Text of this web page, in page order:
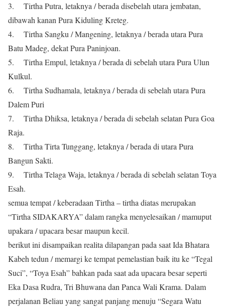
3. Tirtha Putra, letaknya / berada disebelah utara jembatan,
dibawah kanan Pura Kiduling Kreteg.
4. Tirtha Sangku / Mangening, letaknya / berada utara Pura
Batu Madeg, dekat Pura Paninjoan.
5. Tirtha Empul, letaknya / berada di sebelah utara Pura Ulun
Kulkul.
6. Tirtha Sudhamala, letaknya / berada di sebelah utara Pura
Dalem Puri
7. Tirtha Dhiksa, letaknya / berada di sebelah selatan Pura Goa
Raja.
8. Tirtha Tirta Tunggang, letaknya / berada di utara Pura
Bangun Sakti.
9. Tirtha Telaga Waja, letaknya / berada di sebelah selatan Toya
Esah.
semua tempat / keberadaan Tirtha – tirtha diatas merupakan
“Tirtha SIDAKARYA” dalam rangka menyelesaikan / mamuput
upakara / upacara besar maupun kecil.
berikut ini disampaikan realita dilapangan pada saat Ida Bhatara
Kabeh tedun / memargi ke tempat pemelastian baik itu ke “Tegal
Suci”, “Toya Esah” bahkan pada saat ada upacara besar seperti
Eka Dasa Rudra, Tri Bhuwana dan Panca Wali Krama. Dalam
perjalanan Beliau yang sangat panjang menuju “Segara Watu